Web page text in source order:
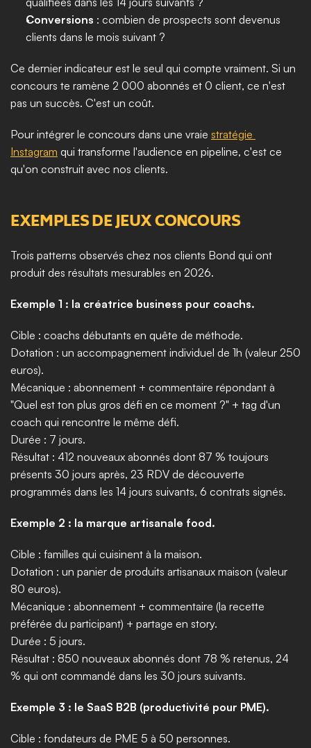
Conversions : combien de prospects sont devenus
clients dans le mois suivant ?
Ce dernier indicateur est le seul qui compte vraiment. Si un
concours te ramène 2 000 abonnés et 0 client, ce n'est
pas un succès. C'est un coût.
Pour intégrer le concours dans une vraie stratégie
Instagram qui transforme l'audience en pipeline, c'est ce
qu'on construit avec nos clients.
EXEMPLES DE JEUX CONCOURS
Trois patterns observés chez nos clients Bond qui ont
produit des résultats mesurables en 2026.
Exemple 1 : la créatrice business pour coachs.
Cible : coachs débutants en quête de méthode.
Dotation : un accompagnement individuel de 1h (valeur 250
euros).
Mécanique : abonnement + commentaire répondant à
"Quel est ton plus gros défi en ce moment ?" + tag d'un
coach qui rencontre le même défi.
Durée : 7 jours.
Résultat : 412 nouveaux abonnés dont 87 % toujours
présents 30 jours après, 23 RDV de découverte
programmés dans les 14 jours suivants, 6 contrats signés.
Exemple 2 : la marque artisanale food.
Cible : familles qui cuisinent à la maison.
Dotation : un panier de produits artisanaux maison (valeur
80 euros).
Mécanique : abonnement + commentaire (la recette
préférée du participant) + partage en story.
Durée : 5 jours.
Résultat : 850 nouveaux abonnés dont 78 % retenus, 24
% qui ont commandé dans les 30 jours suivants.
Exemple 3 : le SaaS B2B (productivité pour PME).
Cible : fondateurs de PME 5 à 50 personnes.